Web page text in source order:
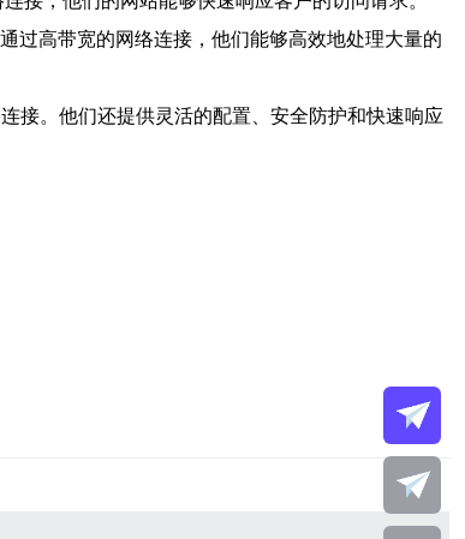
过高带宽的网络连接，他们能够高效地处理大量的
接。他们还提供灵活的配置、安全防护和快速响应